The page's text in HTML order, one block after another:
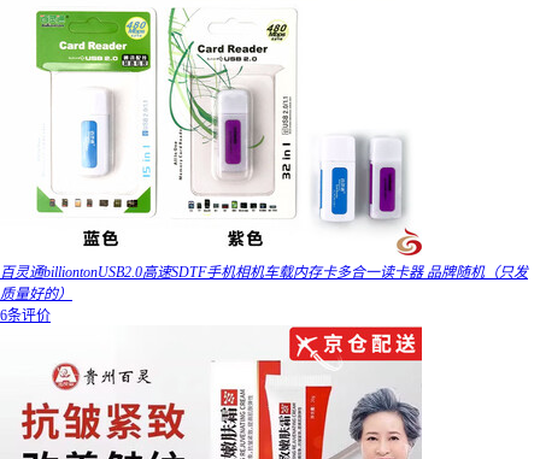
百灵通billiontonUSB2.0高速SDTF手机相机车载内存卡多合一读卡器 品牌随机（只发
质量好的）
6条评价